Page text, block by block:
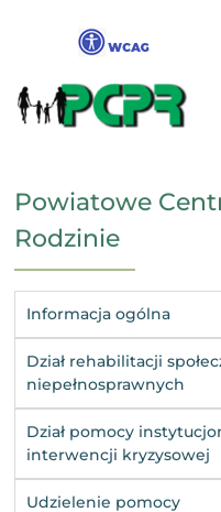
Powiatowe
Rodzinie
Informacja ogólna
Dział rehabilitacji
niepełnosprawnych
Dział pomocy
interwencji kryzysowej
Udzielenie pomocy